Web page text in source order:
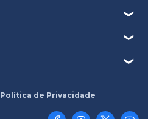
Política de Privacidade